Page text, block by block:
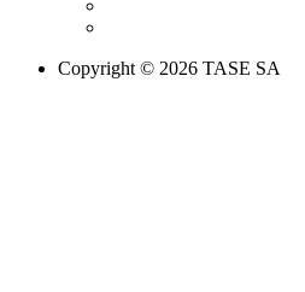
Copyright © 2026 TASE SA